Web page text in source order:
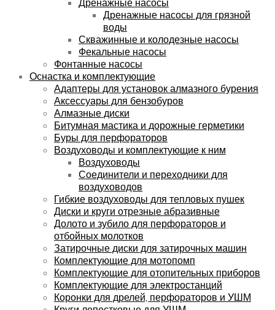
Дренажные насосы для грязной
воды
Скважинные и колодезные насосы
Фекальные насосы
Фонтанные насосы
Оснастка и комплектующие
Адаптеры для установок алмазного бурения
Аксессуары для бензобуров
Алмазные диски
Битумная мастика и дорожные герметики
Буры для перфораторов
Воздуховоды и комплектующие к ним
Воздуховоды
Соединители и переходники для
воздуховодов
Гибкие воздуховоды для тепловых пушек
Диски и круги отрезные абразивные
Долото и зубило для перфораторов и
отбойных молотков
Затирочные диски для затирочных машин
Комплектующие для мотопомп
Комплектующие для отопительных приборов
Комплектующие для электростанций
Коронки для дрелей, перфораторов и УШМ